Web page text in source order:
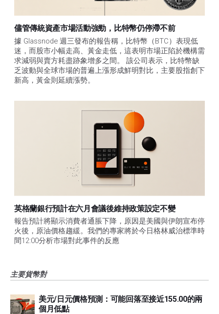
儘管傳統資產市場活動強勁，比特幣仍停滯不前
據 Glassnode 週三發布的報告稱，比特幣（BTC）表現低
迷，而股市小幅走高、黃金走低，這表明市場正陷於機構需
求減弱與賣方耗盡跡象增多之間。 該公司表示，比特幣缺
乏波動與全球市場的普遍上漲形成鮮明對比，主要股指創下
新高，黃金則延續漲勢。
英格蘭銀行預計在六月會議後維持政策設定不變
報告預計將顯示消費者通脹下降，原因是美國與伊朗宣布停
火後，原油價格趨緩。我們的專家將於今日格林威治標準時
間12:00分析市場對此事件的反應
主要貨幣對
美元/日元價格預測：可能回落至接近155.00的兩
個月低點